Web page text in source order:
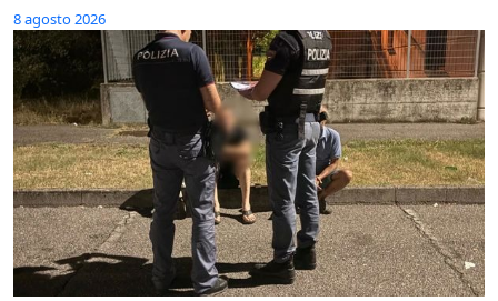
8 agosto 2026